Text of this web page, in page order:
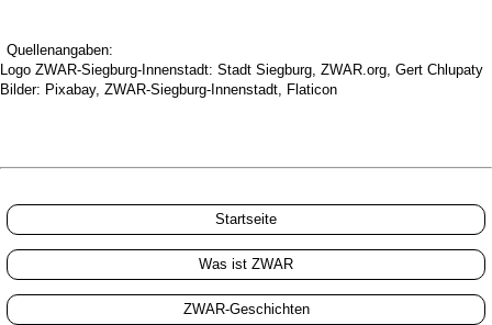
Quellenangaben:
Logo ZWAR-Siegburg-Innenstadt: Stadt Siegburg, ZWAR.org, Gert Chlupaty
Bilder: Pixabay, ZWAR-Siegburg-Innenstadt, Flaticon
Startseite
Was ist ZWAR
ZWAR-Geschichten